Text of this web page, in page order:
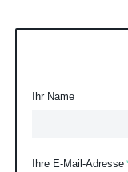
Ihr Name
Ihre E-Mail-Adresse